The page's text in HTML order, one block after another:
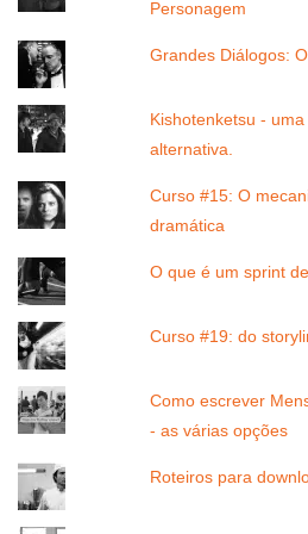
Personagem
Grandes Diálogos:
Kishotenketsu -
alternativa.
Curso #15: O
dramática
O que é um sprint
Curso #19: do
Como escrever
- as várias opções
Roteiros para